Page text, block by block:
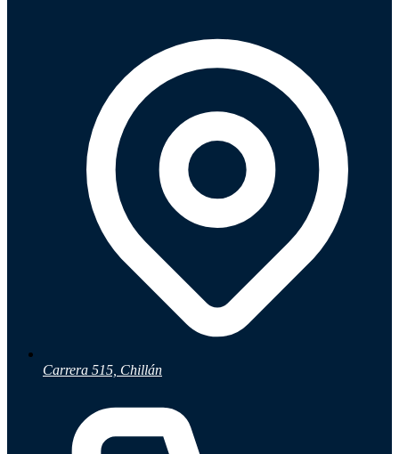
Sobre nosotros
Sucursales
Seguimiento de pedidos
Carrera 515, Chillán